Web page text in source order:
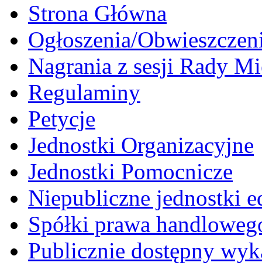
Strona Główna
Ogłoszenia/
Nagrania z sesji Rady
Regulaminy
Petycje
Jednostki Organizacyjne
Jednostki Pomocnicze
Niepubliczne jednostki
Spółki prawa
Publicznie dostępny